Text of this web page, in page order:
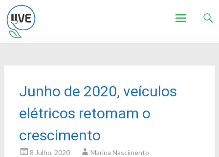
Junho de 2020, veículos
elétricos retomam o
crescimento
8 Julho, 2020 Marina Nascimento